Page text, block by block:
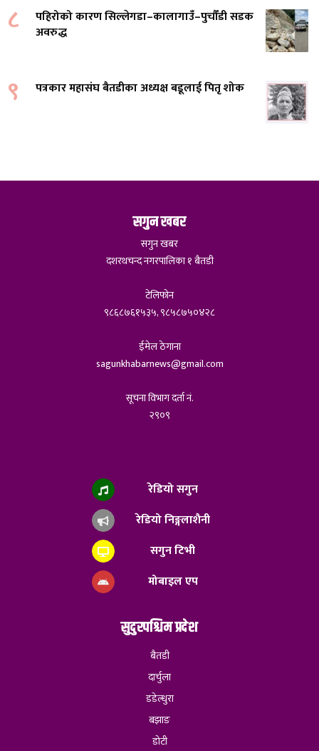
८
पहिरोको कारण सिल्लेगडा–कालागाउँ–पुर्चौंडी सडक
अवरुद्ध
९ पत्रकार महासंघ बैतडीका अध्यक्ष बडूलाई पितृ शोक
सगुन खबर
सगुन खबर
दशरथचन्द नगरपालिका १ बैतडी
टेलिफोन
९८६८७६१५३५, ९८५८७५०४२८
ईमेल ठेगाना
sagunkhabarnews@gmail.com
सूचना विभाग दर्ता नं.
२९०९
रेडियो सगुन
रेडियो निङ्गलाशैनी
सगुन टिभी
मोबाइल एप
सुदुरपश्चिम प्रदेश
बैतडी
दार्चुला
डडेल्धुरा
बझाङ
डोटी